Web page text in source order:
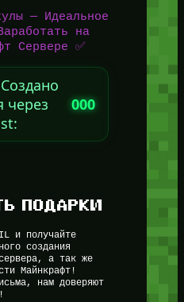
— Идеальное
на
Сервере ✅
через
000
ПОДАРКИ
и получайте
создания
а так же
Майнкрафт!
нам доверяют